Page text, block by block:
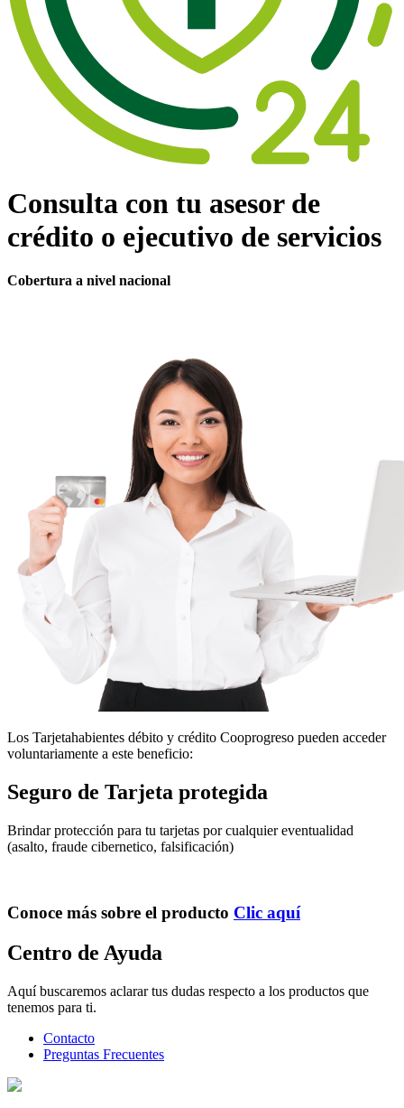
Consulta con tu asesor de
crédito o ejecutivo de servicios
Cobertura a nivel nacional
Los Tarjetahabientes débito y crédito Cooprogreso pueden acceder
voluntariamente a este beneficio:
Seguro de Tarjeta protegida
Brindar protección para tu tarjetas por cualquier eventualidad
(asalto, fraude cibernetico, falsificación)
Conoce más sobre el producto Clic aquí
Centro de Ayuda
Aquí buscaremos aclarar tus dudas respecto a los productos que
tenemos para ti.
Contacto
Preguntas Frecuentes